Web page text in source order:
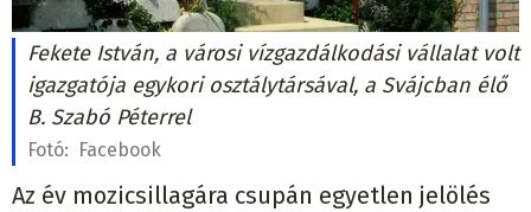
Fekete István, a városi vízgazdálkodási vállalat volt
igazgatója egykori osztálytársával, a Svájcban élő
B. Szabó Péterrel
Fotó: Facebook
Az év mozicsillagára csupán egyetlen jelölés